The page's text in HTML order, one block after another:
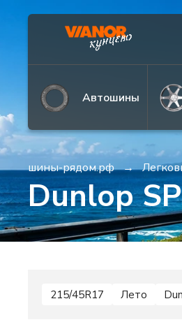
Автошины
шины-рядом.рф
Dunlop
215/45R17 Лето
Информация